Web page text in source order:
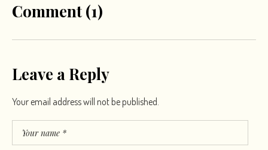
Comment (1)
Leave a Reply
Your email address will not be published.